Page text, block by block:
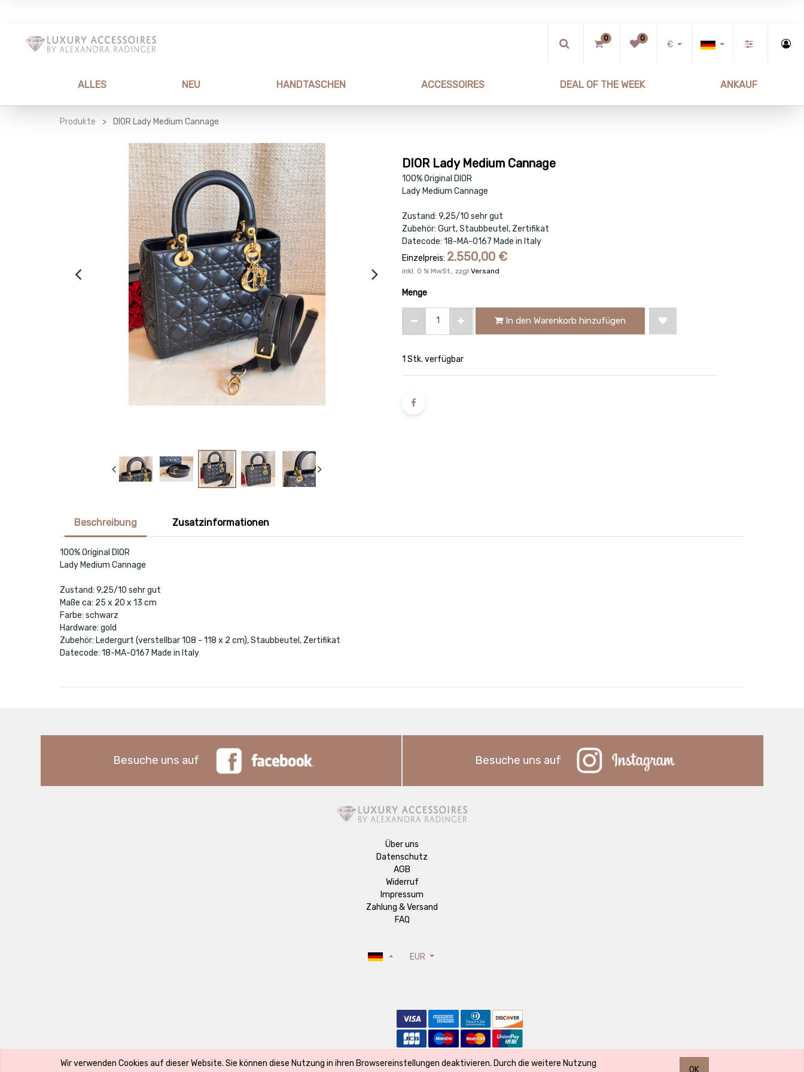
Wir verwenden Cookies auf dieser Website. Sie können diese Nutzung in ihren Browsereinstellungen deaktivieren. Durch die weitere Nutzung
0 0
€
ALLES NEU HANDTASCHEN ACCESSOIRES DEAL OF THE WEEK ANKAUF
Produkte DIOR Lady Medium Cannage
DIOR Lady Medium Cannage
100% Original DIOR
Lady Medium Cannage
Zustand: 9,25/10 sehr gut
Zubehör: Gurt, Staubbeutel, Zertifikat
Datecode: 18-MA-0167 Made in Italy
Einzelpreis: 2.550,00 €
inkl. 0 % MwSt., zzgl Versand
Menge
In den Warenkorb hinzufügen
1 Stk. verfügbar
Beschreibung Zusatzinformationen
100% Original DIOR
Lady Medium Cannage
Zustand: 9,25/10 sehr gut
Maße ca: 25 x 20 x 13 cm
Farbe: schwarz
Hardware: gold
Zubehör: Ledergurt (verstellbar 108 - 118 x 2 cm), Staubbeutel, Zertifikat
Datecode: 18-MA-0167 Made in Italy
Besuche uns auf Besuche uns auf
Über uns
Datenschutz
AGB
Widerruf
Impressum
Zahlung & Versand
FAQ
EUR
Copyright © Luxury Accessoires by Alexandra Radinger e.U.